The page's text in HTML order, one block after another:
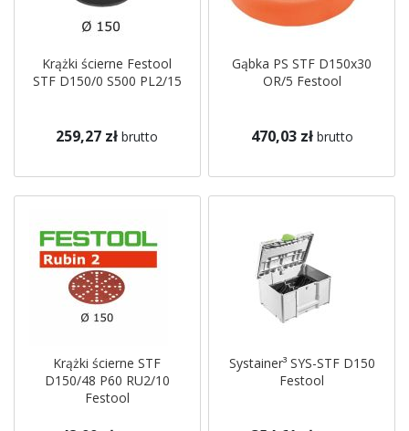
Krążki ścierne Festool
STF D150/0 S500 PL2/15
259,27 zł brutto
Gąbka PS STF D150x30
OR/5 Festool
470,03 zł brutto
Krążki ścierne STF
D150/48 P60 RU2/10
Festool
Systainer³ SYS-STF D150
Festool